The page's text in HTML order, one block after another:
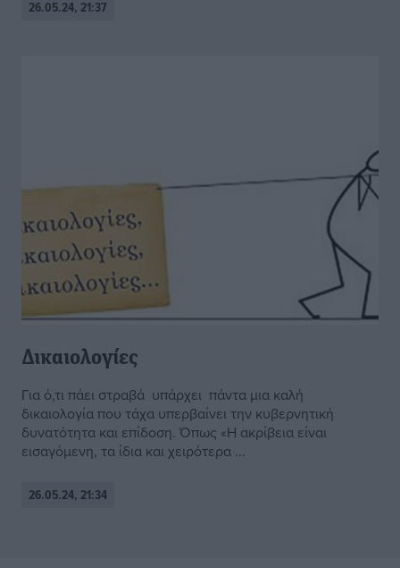
26.05.24, 21:37
Δικαιολογίες
Για ό,τι πάει στραβά υπάρχει πάντα μια καλή
δικαιολογία που τάχα υπερβαίνει την κυβερνητική
δυνατότητα και επίδοση. Όπως «Η ακρίβεια είναι
εισαγόμενη, τα ίδια και χειρότερα ...
26.05.24, 21:34